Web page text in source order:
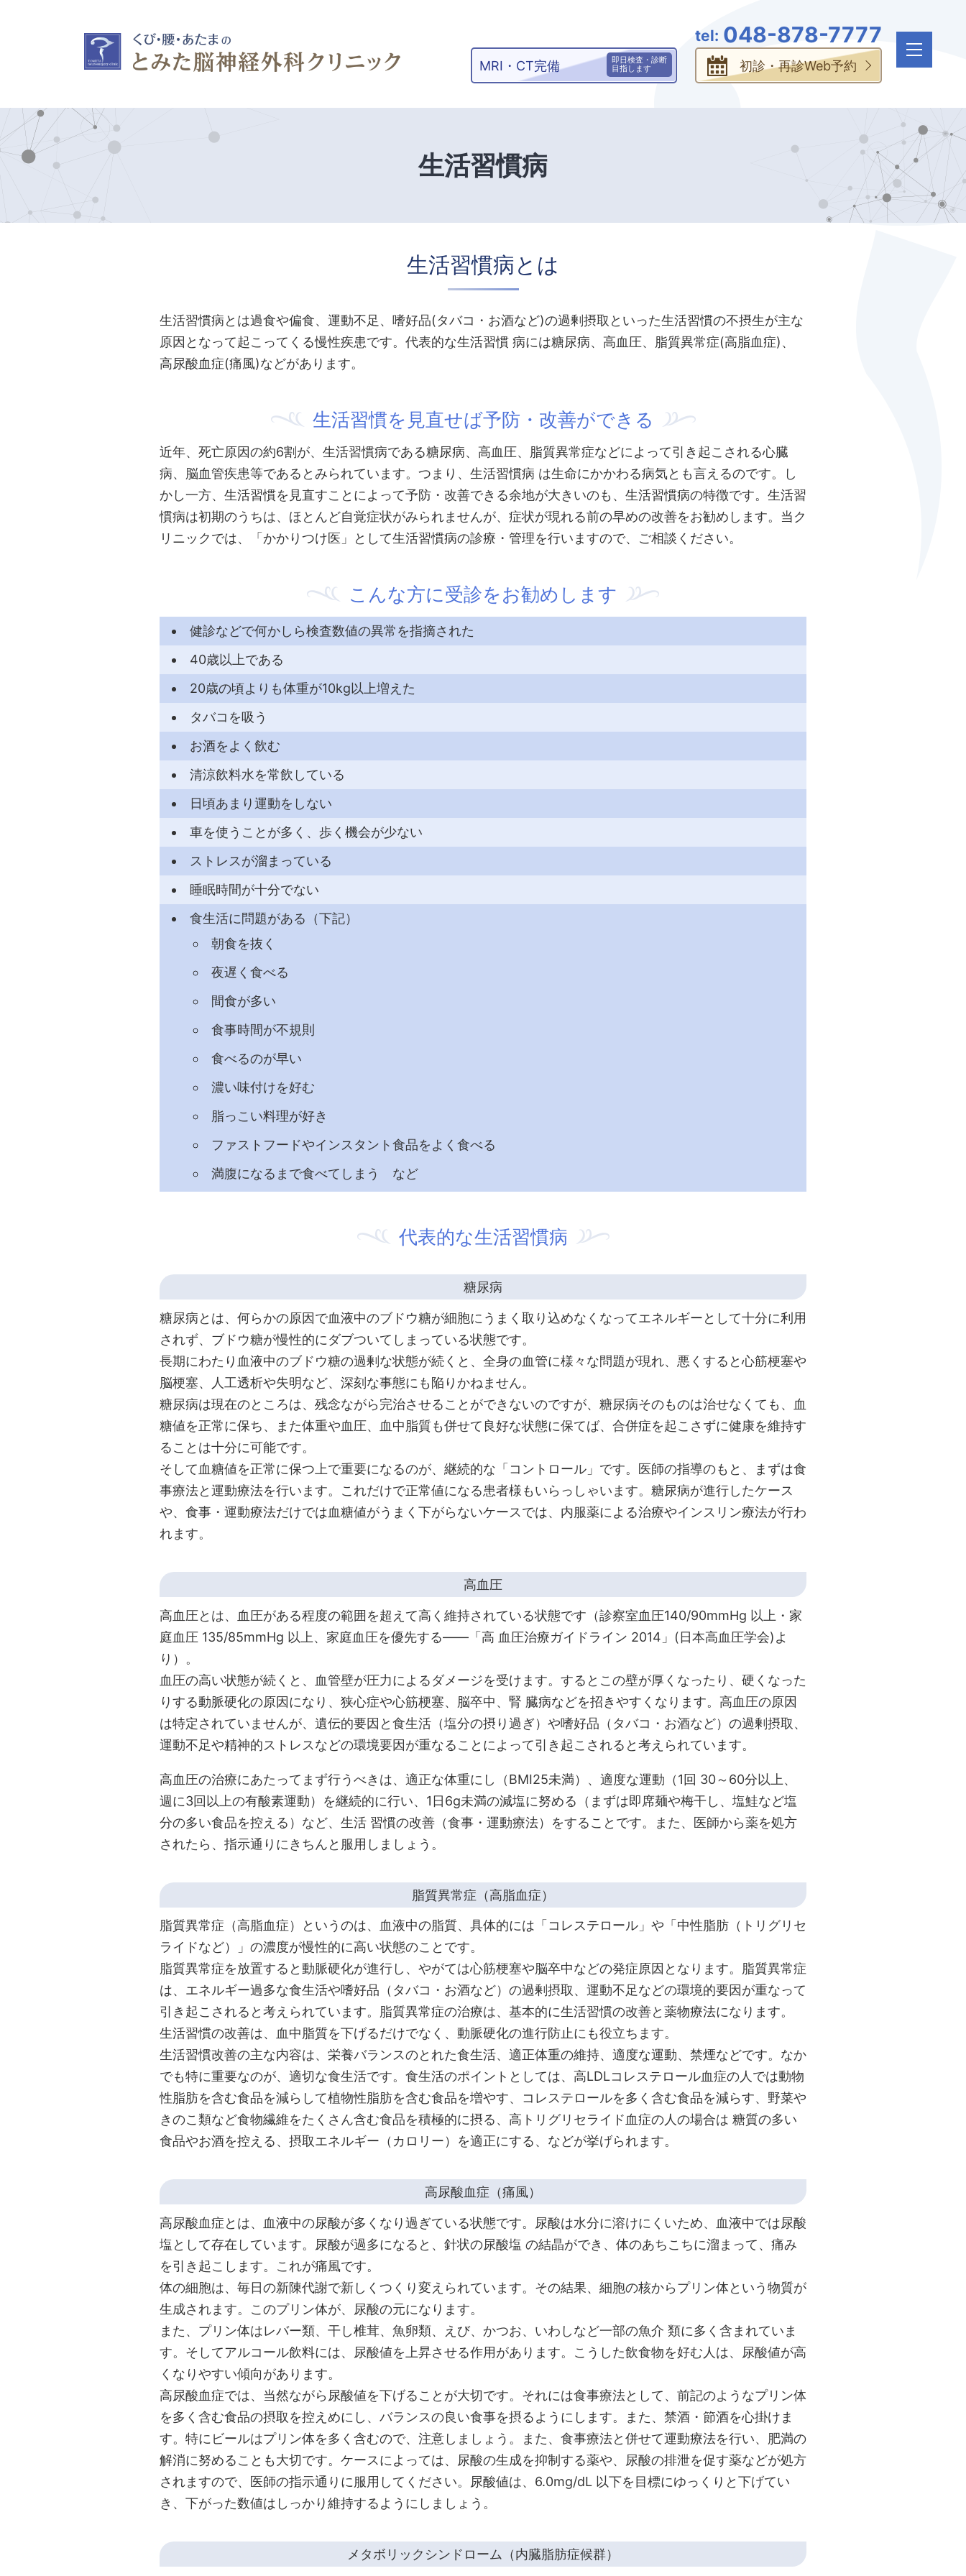
生活習慣病｜さいたま市緑区 とみた脳神経外
048-878-7777
MRI・CT完備
即日検査・診断
目指します
初診・再診Web予約
生活習慣病
生活習慣病とは
生活習慣病とは過食や偏食、運動不足、嗜好品(タバコ・お酒など)の過剰摂取といった生活習慣の不摂生が主な
原因となって起こってくる慢性疾患です。代表的な生活習慣 病には糖尿病、高血圧、脂質異常症(高脂血症)、
高尿酸血症(痛風)などがあります。
生活習慣を見直せば予防・改善ができる
近年、死亡原因の約6割が、生活習慣病である糖尿病、高血圧、脂質異常症などによって引き起こされる心臓
病、脳血管疾患等であるとみられています。つまり、生活習慣病 は生命にかかわる病気とも言えるのです。し
かし一方、生活習慣を見直すことによって予防・改善できる余地が大きいのも、生活習慣病の特徴です。生活習
慣病は初期のうちは、ほとんど自覚症状がみられませんが、症状が現れる前の早めの改善をお勧めします。当ク
リニックでは、「かかりつけ医」として生活習慣病の診療・管理を行いますので、ご相談ください。
こんな方に受診をお勧めします
健診などで何かしら検査数値の異常を指摘された
40歳以上である
20歳の頃よりも体重が10kg以上増えた
タバコを吸う
お酒をよく飲む
清涼飲料水を常飲している
日頃あまり運動をしない
車を使うことが多く、歩く機会が少ない
ストレスが溜まっている
睡眠時間が十分でない
食生活に問題がある（下記）
朝食を抜く
夜遅く食べる
間食が多い
食事時間が不規則
食べるのが早い
濃い味付けを好む
脂っこい料理が好き
ファストフードやインスタント食品をよく食べる
満腹になるまで食べてしまう など
代表的な生活習慣病
糖尿病
糖尿病とは、何らかの原因で血液中のブドウ糖が細胞にうまく取り込めなくなってエネルギーとして十分に利用
されず、ブドウ糖が慢性的にダブついてしまっている状態です。
長期にわたり血液中のブドウ糖の過剰な状態が続くと、全身の血管に様々な問題が現れ、悪くすると心筋梗塞や
脳梗塞、人工透析や失明など、深刻な事態にも陥りかねません。
糖尿病は現在のところは、残念ながら完治させることができないのですが、糖尿病そのものは治せなくても、血
糖値を正常に保ち、また体重や血圧、血中脂質も併せて良好な状態に保てば、合併症を起こさずに健康を維持す
ることは十分に可能です。
そして血糖値を正常に保つ上で重要になるのが、継続的な「コントロール」です。医師の指導のもと、まずは食
事療法と運動療法を行います。これだけで正常値になる患者様もいらっしゃいます。糖尿病が進行したケース
や、食事・運動療法だけでは血糖値がうまく下がらないケースでは、内服薬による治療やインスリン療法が行わ
れます。
高血圧
高血圧とは、血圧がある程度の範囲を超えて高く維持されている状態です（診察室血圧140/90mmHg 以上・家
庭血圧 135/85mmHg 以上、家庭血圧を優先する――「高 血圧治療ガイドライン 2014」(日本高血圧学会)よ
り）。
血圧の高い状態が続くと、血管壁が圧力によるダメージを受けます。するとこの壁が厚くなったり、硬くなった
りする動脈硬化の原因になり、狭心症や心筋梗塞、脳卒中、腎 臓病などを招きやすくなります。高血圧の原因
は特定されていませんが、遺伝的要因と食生活（塩分の摂り過ぎ）や嗜好品（タバコ・お酒など）の過剰摂取、
運動不足や精神的ストレスなどの環境要因が重なることによって引き起こされると考えられています。
高血圧の治療にあたってまず行うべきは、適正な体重にし（BMI25未満）、適度な運動（1回 30～60分以上、
週に3回以上の有酸素運動）を継続的に行い、1日6g未満の減塩に努める（まずは即席麺や梅干し、塩鮭など塩
分の多い食品を控える）など、生活 習慣の改善（食事・運動療法）をすることです。また、医師から薬を処方
されたら、指示通りにきちんと服用しましょう。
脂質異常症（高脂血症）
脂質異常症（高脂血症）というのは、血液中の脂質、具体的には「コレステロール」や「中性脂肪（トリグリセ
ライドなど）」の濃度が慢性的に高い状態のことです。
脂質異常症を放置すると動脈硬化が進行し、やがては心筋梗塞や脳卒中などの発症原因となります。脂質異常症
は、エネルギー過多な食生活や嗜好品（タバコ・お酒など）の過剰摂取、運動不足などの環境的要因が重なって
引き起こされると考えられています。脂質異常症の治療は、基本的に生活習慣の改善と薬物療法になります。
生活習慣の改善は、血中脂質を下げるだけでなく、動脈硬化の進行防止にも役立ちます。
生活習慣改善の主な内容は、栄養バランスのとれた食生活、適正体重の維持、適度な運動、禁煙などです。なか
でも特に重要なのが、適切な食生活です。食生活のポイントとしては、高LDLコレステロール血症の人では動物
性脂肪を含む食品を減らして植物性脂肪を含む食品を増やす、コレステロールを多く含む食品を減らす、野菜や
きのこ類など食物繊維をたくさん含む食品を積極的に摂る、高トリグリセライド血症の人の場合は 糖質の多い
食品やお酒を控える、摂取エネルギー（カロリー）を適正にする、などが挙げられます。
高尿酸血症（痛風）
高尿酸血症とは、血液中の尿酸が多くなり過ぎている状態です。尿酸は水分に溶けにくいため、血液中では尿酸
塩として存在しています。尿酸が過多になると、針状の尿酸塩 の結晶ができ、体のあちこちに溜まって、痛み
を引き起こします。これが痛風です。
体の細胞は、毎日の新陳代謝で新しくつくり変えられています。その結果、細胞の核からプリン体という物質が
生成されます。このプリン体が、尿酸の元になります。
また、プリン体はレバー類、干し椎茸、魚卵類、えび、かつお、いわしなど一部の魚介 類に多く含まれていま
す。そしてアルコール飲料には、尿酸値を上昇させる作用があります。こうした飲食物を好む人は、尿酸値が高
くなりやすい傾向があります。
高尿酸血症では、当然ながら尿酸値を下げることが大切です。それには食事療法として、前記のようなプリン体
を多く含む食品の摂取を控えめにし、バランスの良い食事を摂るようにします。また、禁酒・節酒を心掛けま
す。特にビールはプリン体を多く含むので、注意しましょう。また、食事療法と併せて運動療法を行い、肥満の
解消に努めることも大切です。ケースによっては、尿酸の生成を抑制する薬や、尿酸の排泄を促す薬などが処方
されますので、医師の指示通りに服用してください。尿酸値は、6.0mg/dL 以下を目標にゆっくりと下げてい
き、下がった数値はしっかり維持するようにしましょう。
メタボリックシンドローム（内臓脂肪症候群）